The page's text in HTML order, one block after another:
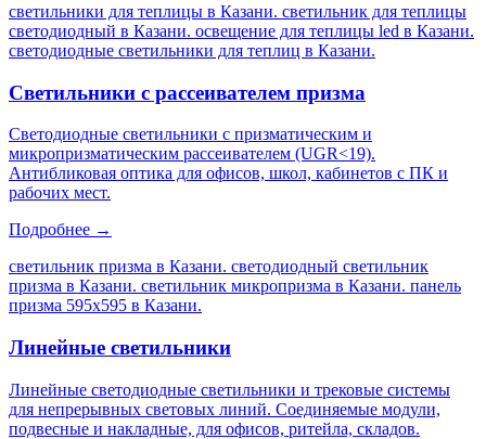
светильники для теплицы в Казани. светильник для теплицы
светодиодный в Казани. освещение для теплицы led в Казани.
светодиодные светильники для теплиц в Казани.
Светильники с рассеивателем призма
Светодиодные светильники с призматическим и
микропризматическим рассеивателем (UGR<19).
Антибликовая оптика для офисов, школ, кабинетов с ПК и
рабочих мест.
Подробнее →
светильник призма в Казани. светодиодный светильник
призма в Казани. светильник микропризма в Казани. панель
призма 595х595 в Казани.
Линейные светильники
Линейные светодиодные светильники и трековые системы
для непрерывных световых линий. Соединяемые модули,
подвесные и накладные, для офисов, ритейла, складов.